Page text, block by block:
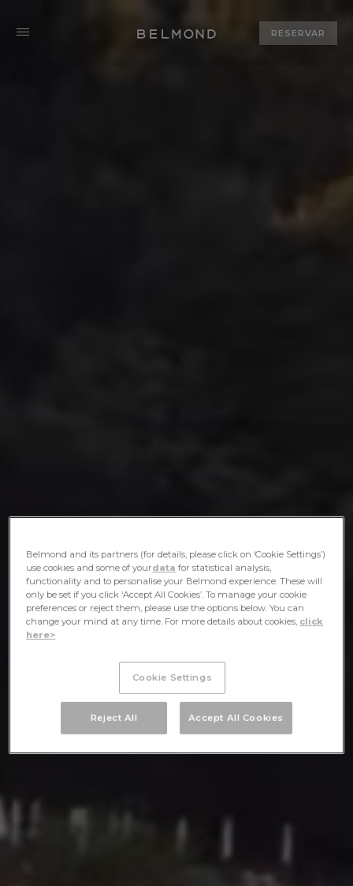
RESERVAR
Belmond and its partners (for details, please click on ‘Cookie Settings’)
use cookies and some of yourdata for statistical analysis,
functionality and to personalise your Belmond experience. These will
only be set if you click ‘Accept All Cookies’. To manage your cookie
preferences or reject them, please use the options below. You can
change your mind at any time. For more details about cookies, click
here>
Cookie Settings
Reject All Accept All Cookies